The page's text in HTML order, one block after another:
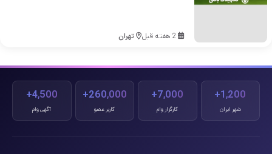
2 هفته قبل تهران
1,200+
شهر ایران
7,000+
کارگزار وام
260,000+
کاربر عضو
4,500+
آگهی وام